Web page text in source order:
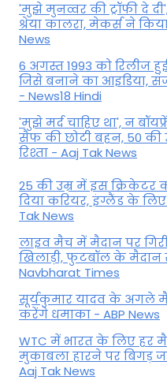
'मुझे मुनव्वर की ट्रॉफी दे
श्रेया कालरा, मेकर्स ने
News
6 अगस्त 1993 को रिलीज
जिसे बनाने का आइडिया,
- News18 Hindi
'मुझे मर्द चाहिए था', न
सैफ की छोटी बहन, 50 की
रिश्ता - Aaj Tak News
25 की उम्र में इस क्रिकेटर
दिया करियर, इंग्लैंड के
Tak News
लाइव मैच में मैदान पर
खिलाड़ी, फुटबॉल के मैदान
Navbharat Times
सूर्यकुमार यादव के अगले
करेंगे धमाका - ABP News
WTC में भारत के लिए हर
मुकाबला हारने पर बिगड़
Aaj Tak News